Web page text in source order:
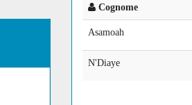
Cognome
Asamoah
N'Diaye